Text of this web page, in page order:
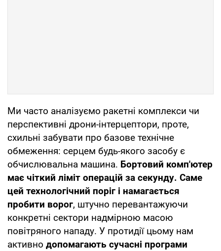
Ми часто аналізуємо ракетні комплекси чи
перспективні дрони-інтерцептори, проте,
схильні забувати про базове технічне
обмеження: серцем будь-якого засобу є
обчислювальна машина. Бортовий комп'ютер
має чіткий ліміт операцій за секунду. Саме
цей технологічний поріг і намагається
пробити ворог, штучно перевантажуючи
конкретні сектори надмірною масою
повітряного нападу. У протидії цьому нам
активно допомагають сучасні програми